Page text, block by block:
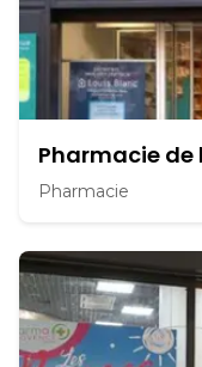
Pharmacie de
Pharmacie